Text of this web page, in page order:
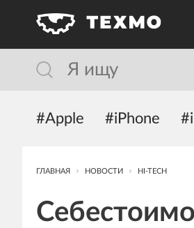
#Apple #iPhone
ГЛАВНАЯ НОВОСТИ HI-TECH